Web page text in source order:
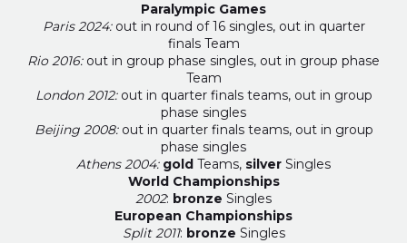
Paralympic Games
Paris 2024:out in round of 16 singles, out in quarter
finals Team
Rio 2016:out in group phase singles, out in group phase
Team
London 2012: out in quarter finals teams, out in group
phase singles
Beijing 2008:out in quarter finals teams, out in group
phase singles
Athens 2004: gold Teams, silver Singles
World Championships
2002: bronze Singles
European Championships
Split 2011: bronze Singles